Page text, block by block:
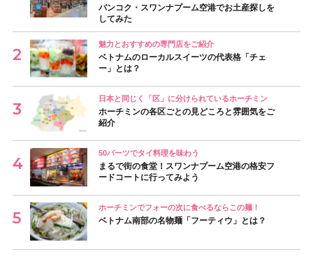
バンコク・スワンナプーム空港でお土産探しを
してみた
魅力とおすすめの専門店をご紹介
ベトナムのローカルスイーツの代表格「チェ
ー」とは？
日本と同じく「区」に分けられているホーチミン
ホーチミンの各区ごとの見どころと雰囲気をご
紹介
50バーツでタイ料理を味わう
まるで街の食堂！スワンナプーム空港の格安フ
ードコートに行ってみよう
ホーチミンでフォーの次に食べるならこの麺！
ベトナム南部の名物麺「フーティウ」とは？